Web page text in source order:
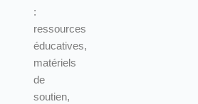
:
ressources
éducatives,
matériels
de
soutien,